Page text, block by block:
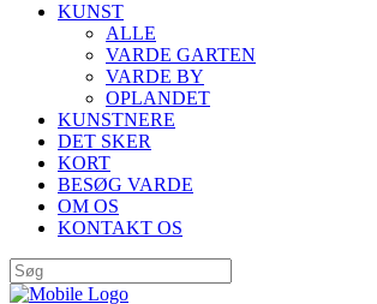
KUNST
ALLE
VARDE GARTEN
VARDE BY
OPLANDET
KUNSTNERE
DET SKER
KORT
BESØG VARDE
OM OS
KONTAKT OS